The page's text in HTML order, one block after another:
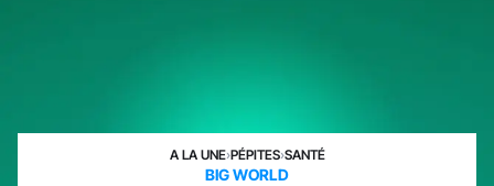
A LA UNE›PÉPITES›SANTÉ
BIG WORLD